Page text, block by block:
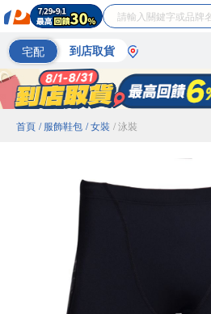
宅配 到店取貨
首頁 / 服飾鞋包 / 女裝 / 泳裝